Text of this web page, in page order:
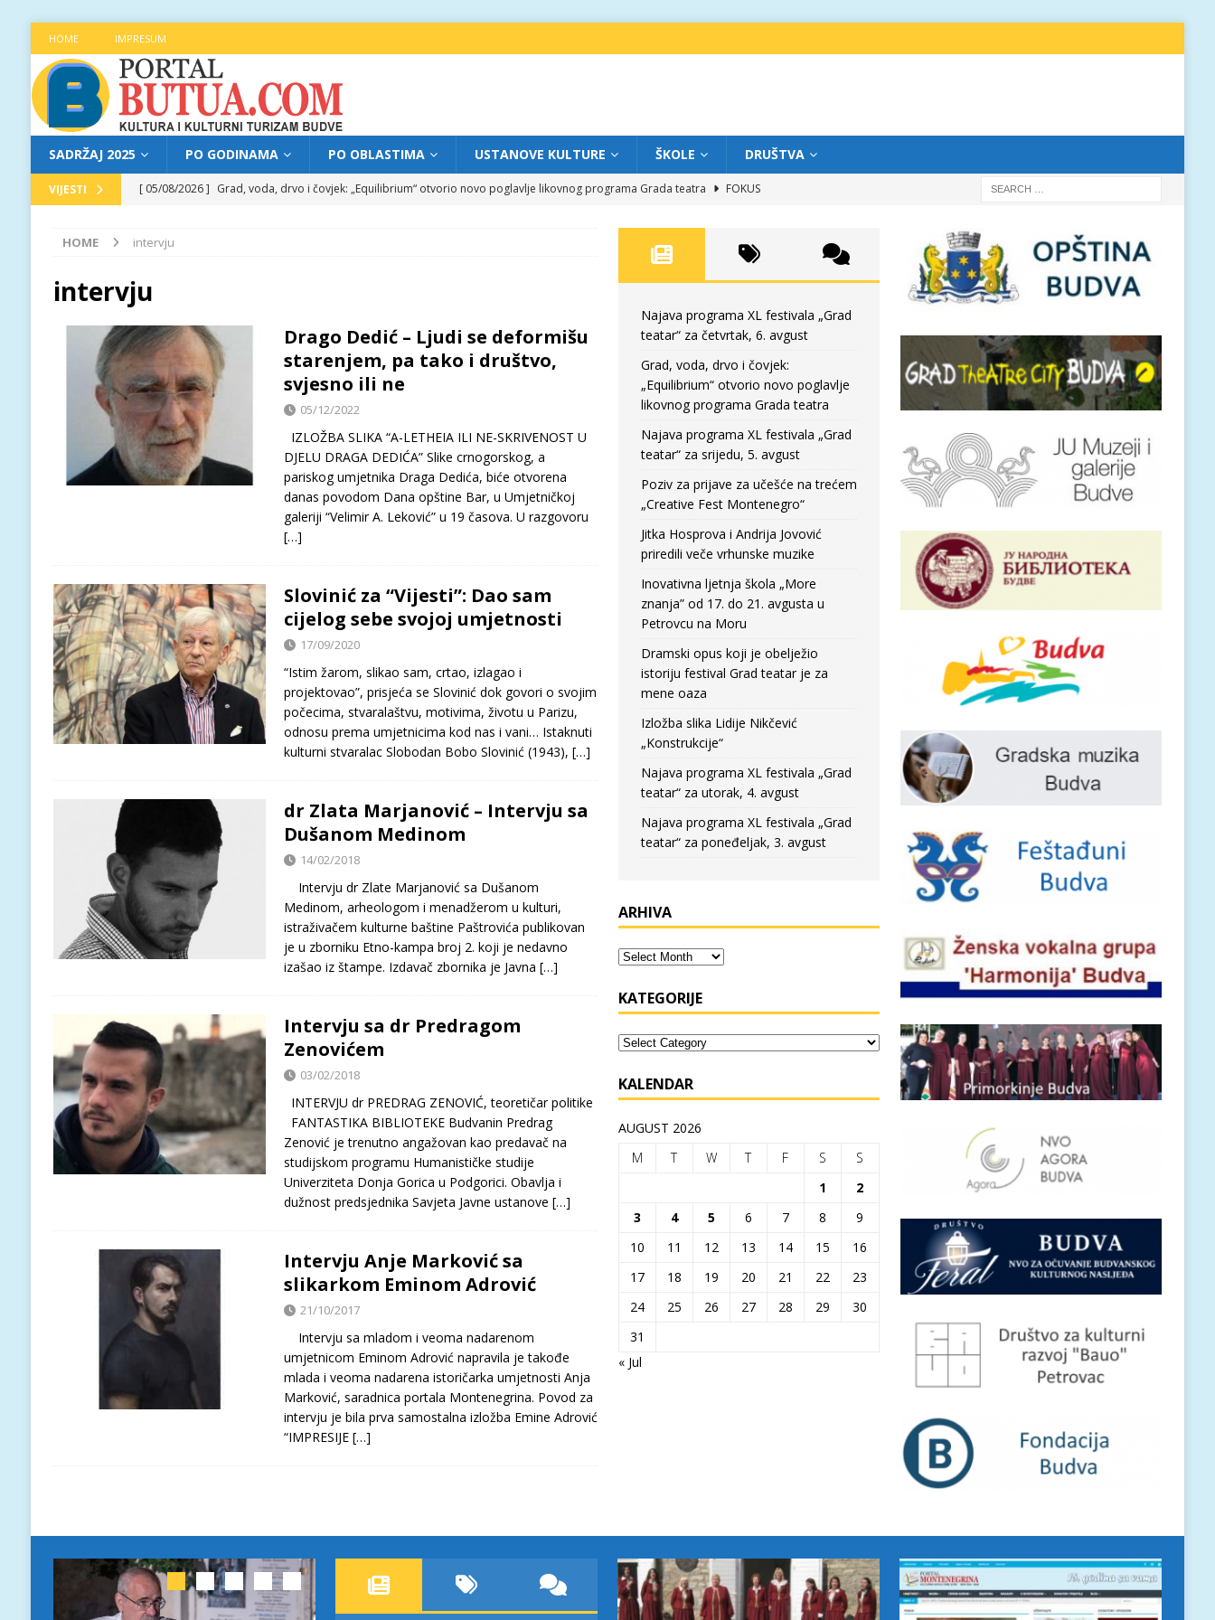
HOME IMPRESUM
SADRŽAJ 2025 PO GODINAMA PO OBLASTIMA USTANOVE KULTURE ŠKOLE DRUŠTVA
VIJESTI [ 05/08/2026 ] Grad, voda, drvo i čovjek: „Equilibrium“ otvorio novo poglavlje likovnog programa Grada teatra
FOKUS
[ 04/08/2026 ]
GRAD TEATAR
HOME intervju
intervju
Drago Dedić – Ljudi se deformišu
starenjem, pa tako i društvo,
svjesno ili ne
05/12/2022
IZLOŽBA SLIKA “A-LETHEIA ILI NE-SKRIVENOST U
DJELU DRAGA DEDIĆA” Slike crnogorskog, a
pariskog umjetnika Draga Dedića, biće otvorena
danas povodom Dana opštine Bar, u Umjetničkoj
galeriji “Velimir A. Leković” u 19 časova. U razgovoru
[…]
Slovinić za “Vijesti”: Dao sam
cijelog sebe svojoj umjetnosti
17/09/2020
“Istim žarom, slikao sam, crtao, izlagao i
projektovao”, prisjeća se Slovinić dok govori o svojim
počecima, stvaralaštvu, motivima, životu u Parizu,
odnosu prema umjetnicima kod nas i vani… Istaknuti
kulturni stvaralac Slobodan Bobo Slovinić (1943), […]
dr Zlata Marjanović – Intervju sa
Dušanom Medinom
14/02/2018
Intervju dr Zlate Marjanović sa Dušanom
Medinom, arheologom i menadžerom u kulturi,
istraživačem kulturne baštine Paštrovića publikovan
je u zborniku Etno-kampa broj 2. koji je nedavno
izašao iz štampe. Izdavač zbornika je Javna […]
Intervju sa dr Predragom
Zenovićem
03/02/2018
INTERVJU dr PREDRAG ZENOVIĆ, teoretičar politike
FANTASTIKA BIBLIOTEKE Budvanin Predrag
Zenović je trenutno angažovan kao predavač na
studijskom programu Humanističke studije
Univerziteta Donja Gorica u Podgorici. Obavlja i
dužnost predsjednika Savjeta Javne ustanove […]
Intervju Anje Marković sa
slikarkom Eminom Adrović
21/10/2017
Intervju sa mladom i veoma nadarenom
umjetnicom Eminom Adrović napravila je takođe
mlada i veoma nadarena istoričarka umjetnosti Anja
Marković, saradnica portala Montenegrina. Povod za
intervju je bila prva samostalna izložba Emine Adrović
“IMPRESIJE […]
Najava programa XL festivala „Grad
teatar“ za četvrtak, 6. avgust
Grad, voda, drvo i čovjek:
„Equilibrium“ otvorio novo poglavlje
likovnog programa Grada teatra
Najava programa XL festivala „Grad
teatar“ za srijedu, 5. avgust
Poziv za prijave za učešće na trećem
„Creative Fest Montenegro“
Jitka Hosprova i Andrija Jovović
priredili veče vrhunske muzike
Inovativna ljetnja škola „More
znanja” od 17. do 21. avgusta u
Petrovcu na Moru
Dramski opus koji je obelježio
istoriju festival Grad teatar je za
mene oaza
Izložba slika Lidije Nikčević
„Konstrukcije“
Najava programa XL festivala „Grad
teatar“ za utorak, 4. avgust
Najava programa XL festivala „Grad
teatar“ za poneđeljak, 3. avgust
ARHIVA
KATEGORIJE
KALENDAR
AUGUST 2026
M
T W T F S
S
1
2
3
4 5 6 7 8
9
10
11 12 13 14 15
16
17
18 19 20 21 22
23
24
25 26 27 28 29
30
31
« Jul